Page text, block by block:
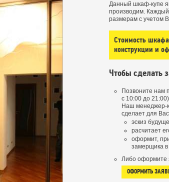
Данный шкаф-купе
производим.
размерам с учетом
Стоимость
конструкции и
Чтобы сделать
Позвоните нам
с 10:00 до
Наш менеджер-
сделает для
эскиз
расчитает
оформит,
замерщика
Либо оформите
ОФОРМИТЬ